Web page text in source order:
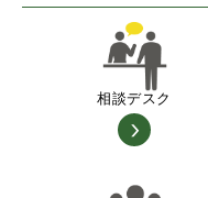
相談デスク